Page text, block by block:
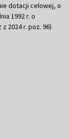
dotacji celowej, o
1992 r. o
2024 r. poz. 96)